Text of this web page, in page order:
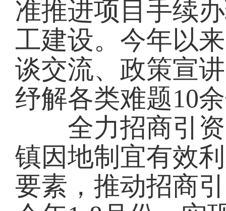
准推进项目手续
工建设。今年以
谈交流、政策宣
纾解各类难题10
全力招商引资
镇因地制宜有效
要素，推动招商